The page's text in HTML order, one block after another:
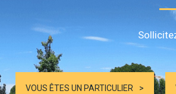
VOUS ÊTES UN PARTICULIER